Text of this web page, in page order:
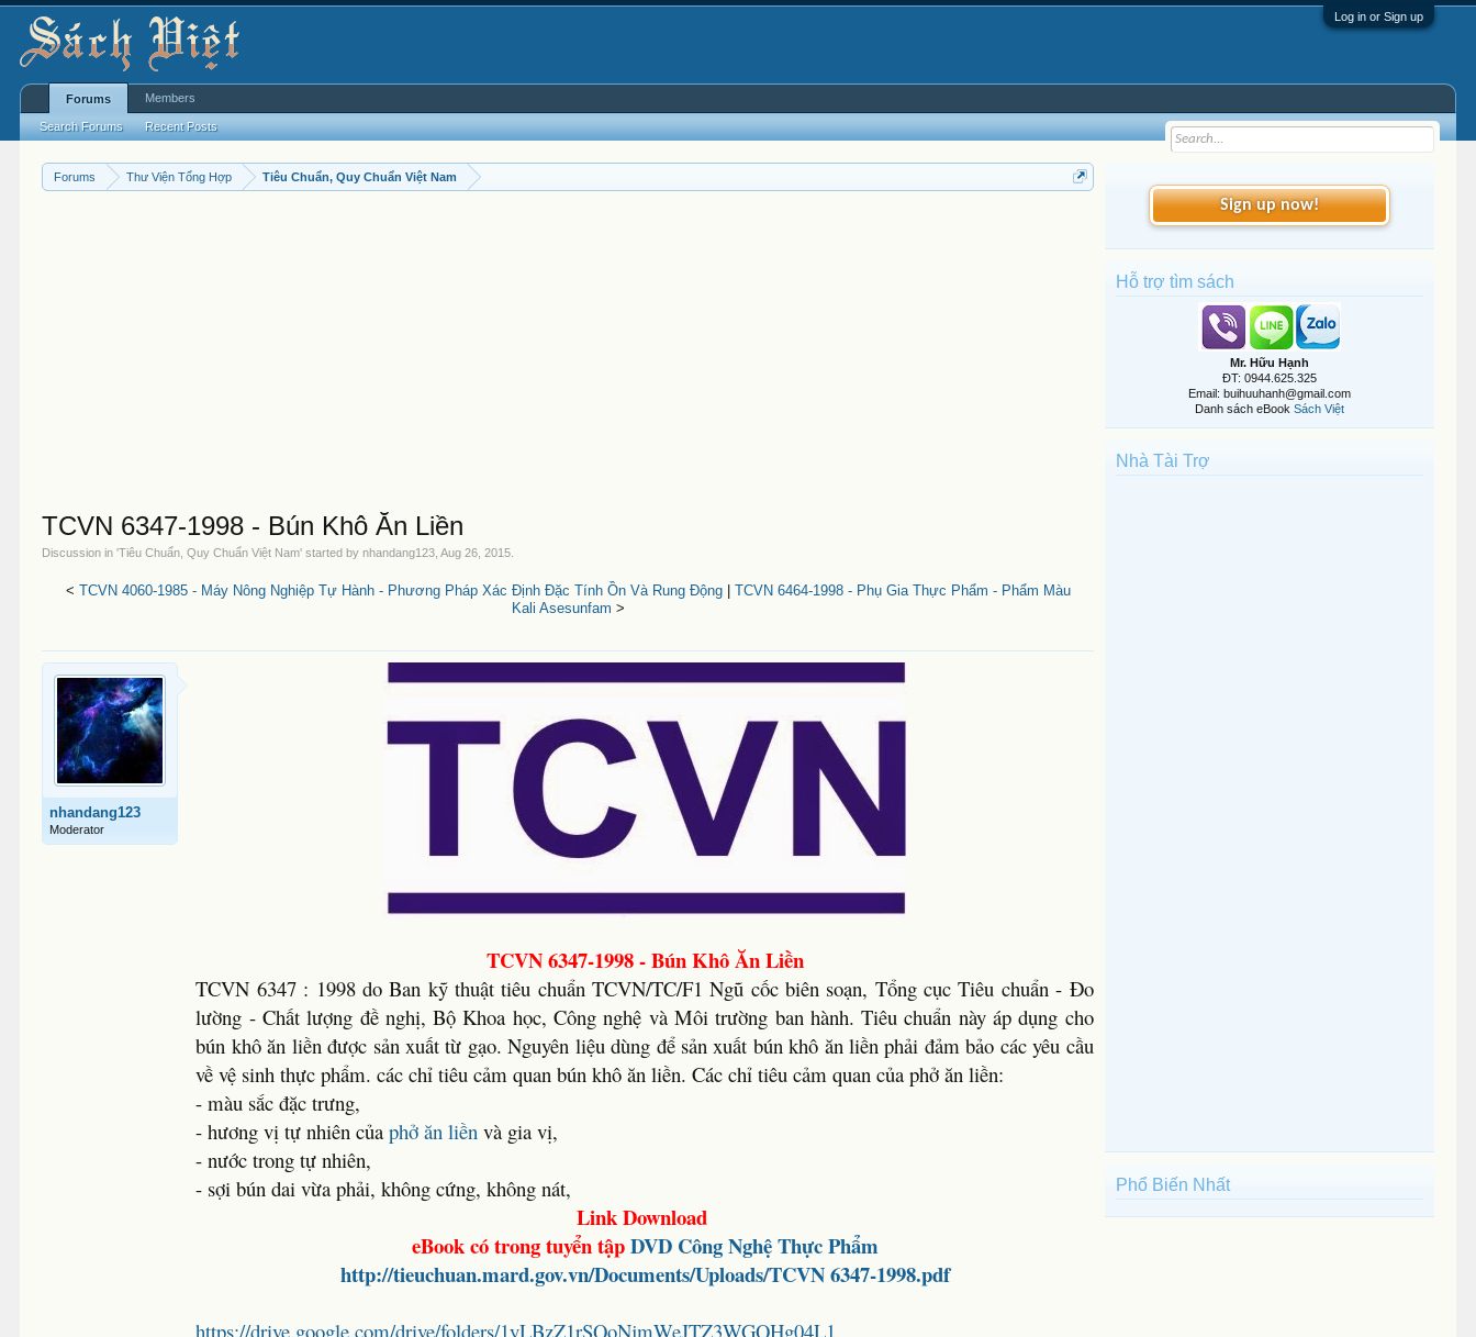
Log in or Sign up
Forums Thư Viện Tổng Hợp Tiêu Chuẩn, Quy Chuẩn Việt Nam
TCVN 6347-1998 - Bún Khô Ăn Liền
Discussion in 'Tiêu Chuẩn, Quy Chuẩn Việt Nam' started bynhandang123 ,Aug 26, 2015
< TCVN 4060-1985 - Máy Nông Nghiệp Tự Hành - Phương Pháp Xác Định Đặc Tính Ồn Và Rung Động| TCVN 6464-1998 - Phụ Gia Thực Phẩm - Phẩm Màu
Kali Asesunfam >
nhandang123
Moderator
TCVN 6347-1998 - Bún Khô Ăn Liền
TCVN 6347 : 1998 do Ban kỹ thuật tiêu chuẩn TCVN/TC/F1 Ngũ cốc biên soạn, Tổng cục Tiêu chuẩn - Đo
lường - Chất lượng đề nghị, Bộ Khoa học, Công nghệ và Môi trường ban hành. Tiêu chuẩn này áp dụng cho
bún khô ăn liền được sản xuất từ gạo. Nguyên liệu dùng để sản xuất bún khô ăn liền phải đảm bảo các yêu cầu
về vệ sinh thực phẩm. các chỉ tiêu cảm quan bún khô ăn liền. Các chỉ tiêu cảm quan của phở ăn liền:
- màu sắc đặc trưng,
- hương vị tự nhiên củaphở ăn liền và gia vị,
- nước trong tự nhiên,
- sợi bún dai vừa phải, không cứng, không nát,
Link Download
eBook có trong tuyển tậpDVD Công Nghệ Thực Phẩm
http://tieuchuan.mard.gov.vn/Documents/Uploads/TCVN 6347-1998.pdf
https://drive.google.com/drive/folders/1yLBzZ1rSQoNjmWeJTZ3WGQHg04L1
Sign up now!
Hỗ trợ tìm sách
Mr. Hữu Hạnh
ĐT: 0944.625.325
Email: buihuuhanh@gmail.com
Danh sách eBook Sách Việt
Nhà Tài Trợ
Phổ Biến Nhất
Forums
Search Forums Recent Posts
Members